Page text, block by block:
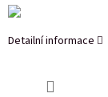
Detailní informace